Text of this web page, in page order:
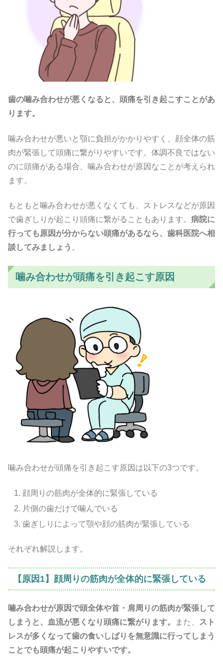
歯の噛み合わせが悪くなると、頭痛を引き起こすことがあ
ります。
噛み合わせが悪いと顎に負担がかかりやすく、顔全体の筋
肉が緊張して頭痛に繋がりやすいです。体調不良ではない
のに頭痛がある場合、噛み合わせが原因なことが考えられ
ます。
もともと噛み合わせが悪くなくても、ストレスなどが原因
で歯ぎしりが起こり頭痛に繋がることもあります。 病院に
行っても原因が分からない頭痛があるなら、歯科医院へ相
談してみましょう 。
噛み合わせが頭痛を引き起こす原因
噛み合わせが頭痛を引き起こす原因は以下の3つです。
顔周りの筋肉が全体的に緊張している
片側の歯だけで噛んでいる
歯ぎしりによって顎や顔の筋肉が緊張している
それぞれ解説します。
【原因1】顔周りの筋肉が全体的に緊張している
噛み合わせが原因で頭全体や首・肩周りの筋肉が緊張して
しまうと、血流が悪くなり頭痛に繋がります。
また、
スト
レスが多くなって歯の食いしばりを無意識に行ってしまう
ことでも頭痛が起こりやすいです。